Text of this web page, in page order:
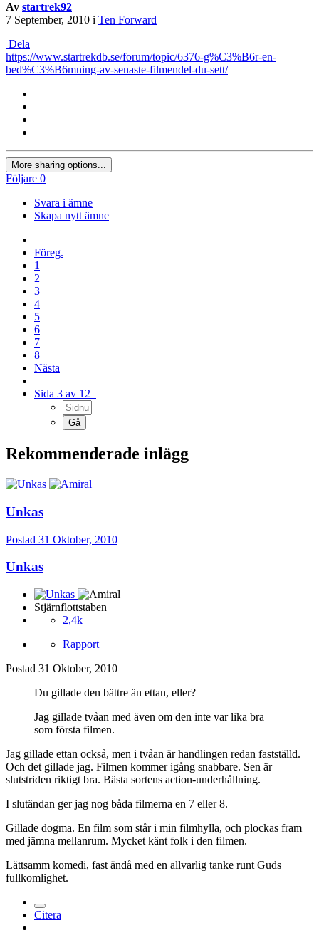
Av startrek92
7 September, 2010 i Ten Forward
Dela
https://www.startrekdb.se/forum/topic/6376-g%C3%B6r-en-
bed%C3%B6mning-av-senaste-filmendel-du-sett/
More sharing options...
Följare 0
Svara i ämne
Skapa nytt ämne
Föreg.
1
2
3
4
5
6
7
8
Nästa
Sida 3 av 12
Rekommenderade inlägg
Unkas
Postad 31 Oktober, 2010
Unkas
Stjärnflottstaben
2,4k
Rapport
Postad 31 Oktober, 2010
Du gillade den bättre än ettan, eller?
Jag gillade tvåan med även om den inte var lika bra
som första filmen.
Jag gillade ettan också, men i tvåan är handlingen redan fastställd.
Och det gillade jag. Filmen kommer igång snabbare. Sen är
slutstriden riktigt bra. Bästa sortens action-underhållning.
I slutändan ger jag nog båda filmerna en 7 eller 8.
Gillade dogma. En film som står i min filmhylla, och plockas fram
med jämna mellanrum. Mycket känt folk i den filmen.
Lättsamm komedi, fast ändå med en allvarlig tanke runt Guds
fullkomlighet.
Citera